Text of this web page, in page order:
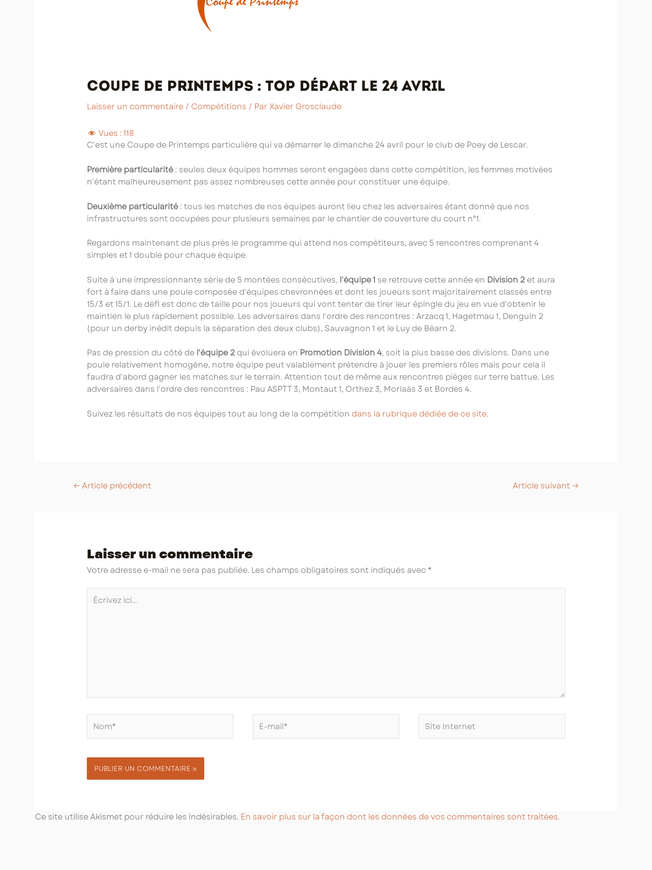
Coupe de Printemps : top départ le 24 avril
Laisser un commentaire / Compétitions / Par Xavier Grosclaude
Vues :118
C'est une Coupe de Printemps particulière qui va démarrer le dimanche 24 avril pour le club de Poey de Lescar.
Première particularité: seules deux équipes hommes seront engagées dans cette compétition, les femmes motivées
n'étant malheureusement pas assez nombreuses cette année pour constituer une équipe.
Deuxième particularité: tous les matches de nos équipes auront lieu chez les adversaires étant donné que nos
infrastructures sont occupées pour plusieurs semaines par le chantier de couverture du court n°1.
Regardons maintenant de plus près le programme qui attend nos compétiteurs, avec 5 rencontres comprenant 4
simples et 1 double pour chaque équipe.
Suite à une impressionnante série de 5 montées consécutives, l'équipe 1 se retrouve cette année en Division 2et aura
fort à faire dans une poule composée d'équipes chevronnées et dont les joueurs sont majoritairement classés entre
15/3 et 15/1. Le défi est donc de taille pour nos joueurs qui vont tenter de tirer leur épingle du jeu en vue d'obtenir le
maintien le plus rapidement possible. Les adversaires dans l'ordre des rencontres : Arzacq 1, Hagetmau 1, Denguin 2
(pour un derby inédit depuis la séparation des deux clubs), Sauvagnon 1 et le Luy de Béarn 2.
Pas de pression du côté de l'équipe 2qui évoluera en Promotion Division 4, soit la plus basse des divisions. Dans une
poule relativement homogène, notre équipe peut valablement prétendre à jouer les premiers rôles mais pour cela il
faudra d'abord gagner les matches sur le terrain. Attention tout de même aux rencontres pièges sur terre battue. Les
adversaires dans l'ordre des rencontres : Pau ASPTT 3, Montaut 1, Orthez 3, Morlaàs 3 et Bordes 4.
Suivez les résultats de nos équipes tout au long de la compétition dans la rubrique dédiée de ce site.
Post← Article précédent Article suivant →
Laisser un commentaire
Votre adresse e-mail ne sera pas publiée. Les champs obligatoires sont indiqués avec *
Écrivez
ici…
mail*
Internet
Ce site utilise Akismet pour réduire les indésirables. En savoir plus sur la façon dont les données de vos commentaires sont traitées.